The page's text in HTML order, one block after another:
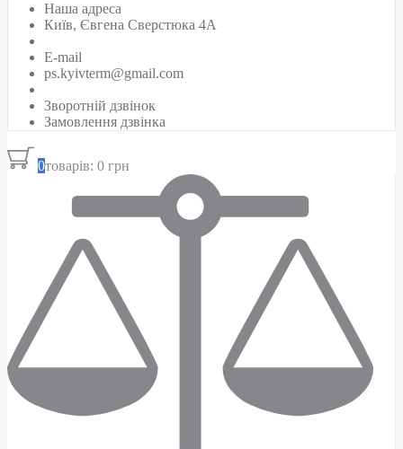
Наша адреса
Київ, Євгена Сверстюка 4А
E-mail
ps.kyivterm@gmail.com
Зворотній дзвінок
Замовлення дзвінка
0товарів: 0 грн